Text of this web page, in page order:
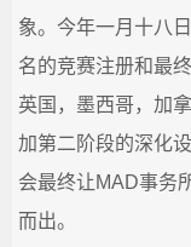
象。今年一月十八
名的竞赛注册和最
英国，墨西哥，加
加第二阶段的深化
会最终让MAD事务
而出。